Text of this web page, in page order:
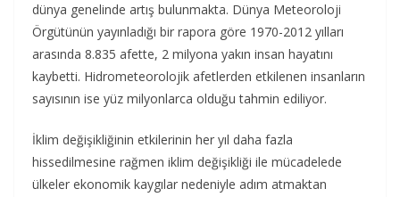
dünya genelinde artış bulunmakta. Dünya Meteoroloji
Örgütünün yayınladığı bir rapora göre 1970-2012 yılları
arasında 8.835 afette, 2 milyona yakın insan hayatını
kaybetti. Hidrometeorolojik afetlerden etkilenen insanların
sayısının ise yüz milyonlarca olduğu tahmin ediliyor.
İklim değişikliğinin etkilerinin her yıl daha fazla
hissedilmesine rağmen iklim değişikliği ile mücadelede
ülkeler ekonomik kaygılar nedeniyle adım atmaktan